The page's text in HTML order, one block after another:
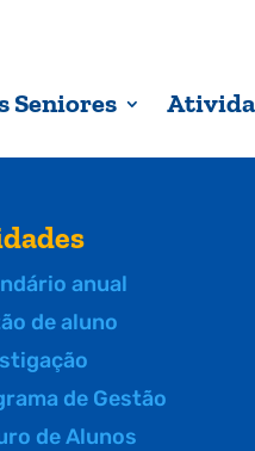
Seniores
anual
de aluno
de Gestão
de Alunos